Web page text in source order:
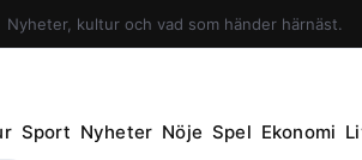
Nyheter, kultur och vad som händer härnäst.
Sport Nyheter Nöje Spel Ekonomi